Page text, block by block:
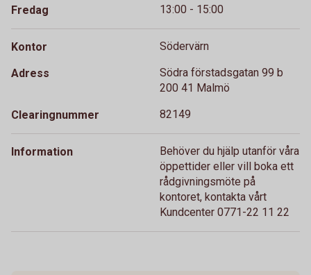
Fredag 13:00 - 15:00
Kontor Södervärn
Adress
Södra förstadsgatan 99 b
200 41 Malmö
Clearingnummer 82149
Information
Behöver du hjälp utanför våra
öppettider eller vill boka ett
rådgivningsmöte på
kontoret, kontakta vårt
Kundcenter 0771-22 11 22